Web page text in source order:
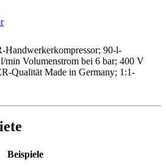
Handwerkerkompressor; 90-l-
min Volumenstrom bei 6 bar; 400 V
Qualität Made in Germany; 1:1-
Beispiele